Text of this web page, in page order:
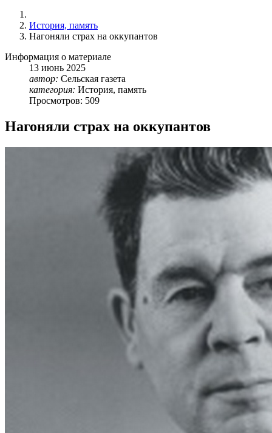
История, память
Нагоняли страх на оккупантов
Информация о материале
13 июнь 2025
автор: Сельская газета
категория: История, память
Просмотров: 509
Нагоняли страх на оккупантов